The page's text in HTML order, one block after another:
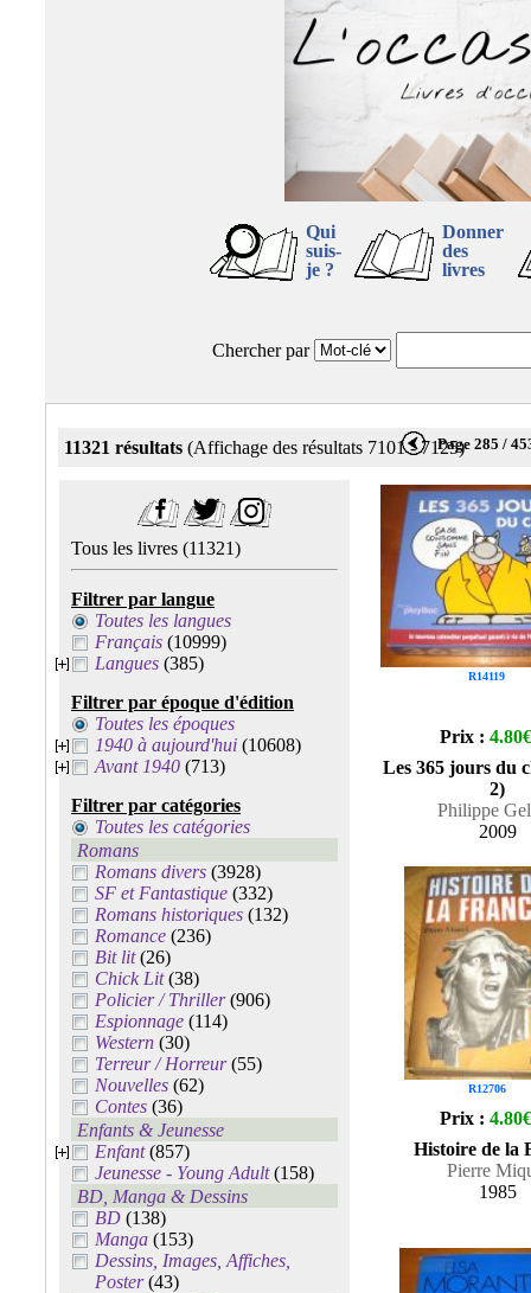
Qui
suis-
je ?
Donner
des
livres
Chercher par
11321 résultats (Affichage des résultats 7101 - 7125)Page 285 /
Tous les livres (11321)
Filtrer par langue
Toutes les langues
Français (10999)
Langues (385)
Filtrer par époque d'édition
Toutes les époques
1940 à aujourd'hui (10608)
Avant 1940 (713)
Filtrer par catégories
Toutes les catégories
Romans
Romans divers (3928)
SF et Fantastique (332)
Romans historiques (132)
Romance (236)
Bit lit(26)
Chick Lit(38)
Policier / Thriller(906)
Espionnage (114)
Western (30)
Terreur / Horreur(55)
Nouvelles (62)
Contes (36)
Enfants & Jeunesse
Enfant(857)
Jeunesse - Young Adult(158)
BD, Manga & Dessins
BD (138)
Manga (153)
Dessins, Images, Affiches,
Poster(43)
R14119
Prix : 4.80€
Les 365 jours du
2)
Philippe
2009
R12706
Prix : 4.80€
Histoire de la
Pierre
1985